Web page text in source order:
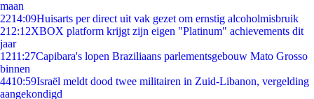
maan
2214:09Huisarts per direct uit vak gezet om ernstig alcoholmisbruik
212:12XBOX platform krijgt zijn eigen "Platinum" achievements dit
jaar
1211:27Capibara's lopen Braziliaans parlementsgebouw Mato Grosso
binnen
4410:59Israël meldt dood twee militairen in Zuid-Libanon, vergelding
aangekondigd